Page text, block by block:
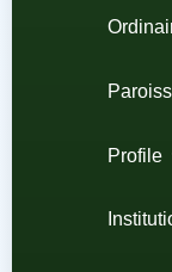
Profile